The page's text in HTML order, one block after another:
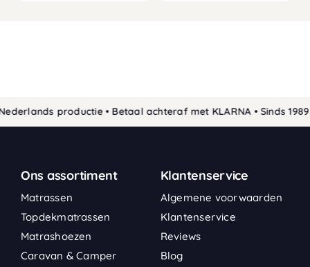
productie • Betaal achteraf met KLARNA • Sinds 1989
Ons assortiment
Matrassen
Topdekmatrassen
Matrashoezen
Caravan & Camper
Klantenservice
Algemene voorwaarden
Klantenservice
Reviews
Blog